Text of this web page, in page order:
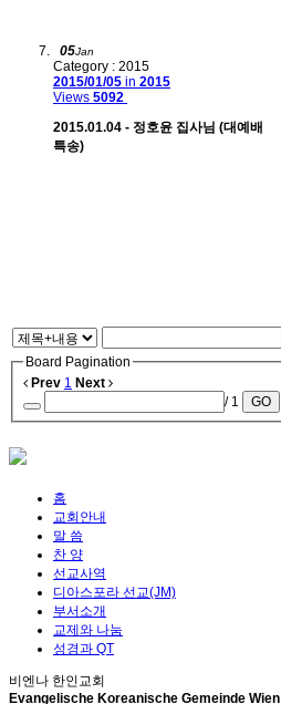
05Jan
Category : 2015
2015/01/05 in 2015
Views 5092
2015.01.04 - 정호윤 집사님 (대예배
특송)
Board Pagination
Prev 1 Next
/ 1
GO
홈
교회안내
말 씀
찬 양
선교사역
디아스포라 선교(JM)
부서소개
교제와 나눔
성경과 QT
비엔나 한인교회
Evangelische Koreanische Gemeinde Wien